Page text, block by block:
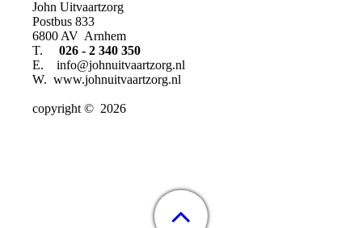
John Uitvaartzorg
Postbus 833
6800 AV Arnhem
T. 026 - 2 340 350
E. info@johnuitvaartzorg.nl
W. www.johnuitvaartzorg.nl
copyright © 2026